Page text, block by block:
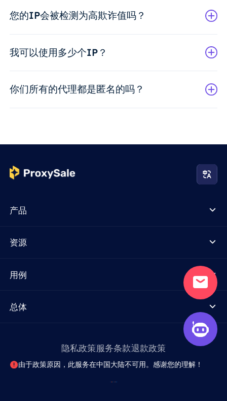
您的IP会被检测为高欺诈值吗？
我可以使用多少个IP？
你们所有的代理都是匿名的吗？
产品
资源
用例
总体
隐私政策服务条款退款政策
由于政策原因，此服务在中国大陆不可用。感谢您的理解！